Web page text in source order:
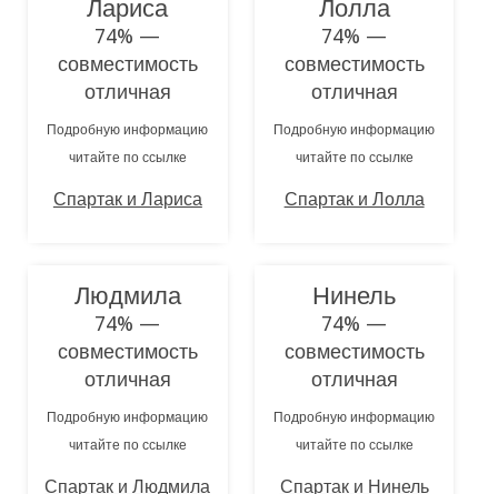
Лариса
74% —
совместимость
отличная
Подробную информацию
читайте по ссылке
Спартак и Лариса
Лолла
74% —
совместимость
отличная
Подробную информацию
читайте по ссылке
Спартак и Лолла
Людмила
74% —
совместимость
отличная
Подробную информацию
читайте по ссылке
Спартак и Людмила
Нинель
74% —
совместимость
отличная
Подробную информацию
читайте по ссылке
Спартак и Нинель